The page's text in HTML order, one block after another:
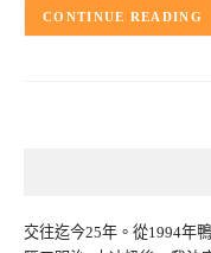
CONTINUE READING
交往迄今25年。從1994年